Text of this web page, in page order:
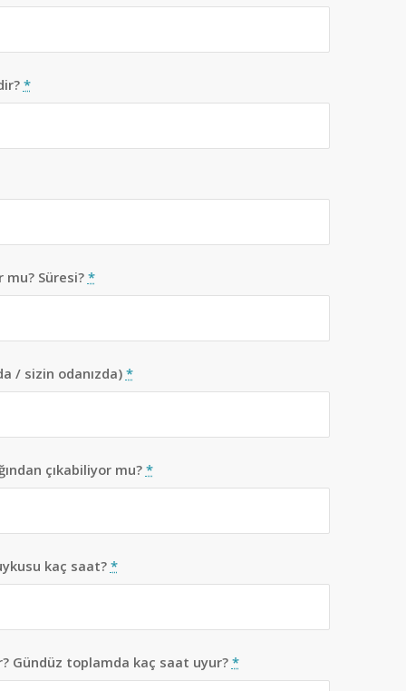
*
Süresi? *
/ sizin odanızda) *
çıkabiliyor mu?*
kaç saat? *
Gündüz toplamda kaç saat uyur?*